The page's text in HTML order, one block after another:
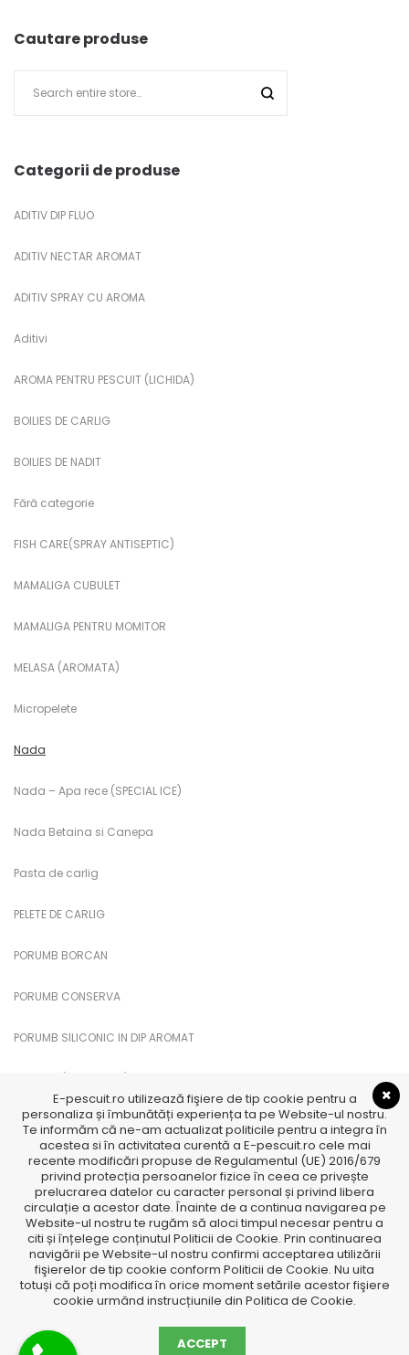
Cautare produse
Categorii de produse
ADITIV DIP FLUO
ADITIV NECTAR AROMAT
ADITIV SPRAY CU AROMA
Aditivi
AROMA PENTRU PESCUIT (LICHIDA)
BOILIES DE CARLIG
BOILIES DE NADIT
Fără categorie
FISH CARE(SPRAY ANTISEPTIC)
MAMALIGA CUBULET
MAMALIGA PENTRU MOMITOR
MELASA (AROMATA)
Micropelete
Nada
Nada – Apa rece (SPECIAL ICE)
Nada Betaina si Canepa
Pasta de carlig
PELETE DE CARLIG
PORUMB BORCAN
PORUMB CONSERVA
PORUMB SILICONIC IN DIP AROMAT
SANDWICH PORUMB
TTX
TTX Feromoni
E-pescuit.ro utilizează fişiere de tip cookie pentru a
personaliza și îmbunătăți experiența ta pe Website-ul nostru.
Te informăm că ne-am actualizat politicile pentru a integra în
acestea si în activitatea curentă a E-pescuit.ro cele mai
recente modificări propuse de Regulamentul (UE) 2016/679
privind protecția persoanelor fizice în ceea ce privește
prelucrarea datelor cu caracter personal și privind libera
circulație a acestor date. Înainte de a continua navigarea pe
Website-ul nostru te rugăm să aloci timpul necesar pentru a
citi și înțelege conținutul Politicii de Cookie. Prin continuarea
navigării pe Website-ul nostru confirmi acceptarea utilizării
fişierelor de tip cookie conform Politicii de Cookie. Nu uita
totuși că poți modifica în orice moment setările acestor fişiere
cookie urmând instrucțiunile din Politica de Cookie.
ACCEPT